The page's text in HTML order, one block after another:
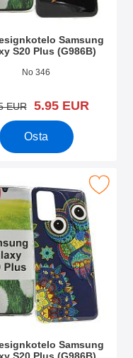
Samsung
S20 Plus (G986B)
35047
No 346
vanha hinta
EUR uusi hinta
5.95 EUR
Osta
(G986B) suosikiksi
Samsung
Samsung